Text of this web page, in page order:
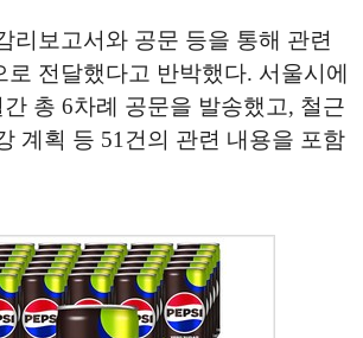
리보고서와 공문 등을 통해 관련
전달했다고 반박했다. 서울시에
총 6차례 공문을 발송했고, 철근
계획 등 51건의 관련 내용을 포함